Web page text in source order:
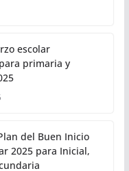
escolar
primaria y
del Buen Inicio
2025 para Inicial,